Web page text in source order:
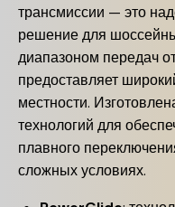
трансмиссии — это
решение для
диапазоном передач
предоставляет
местности.
технологий для
плавного
сложных условиях.